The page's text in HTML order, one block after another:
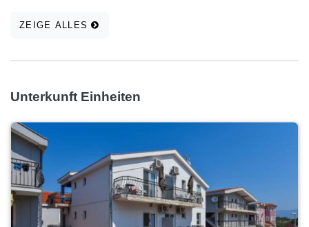
ZEIGE ALLES
Unterkunft Einheiten